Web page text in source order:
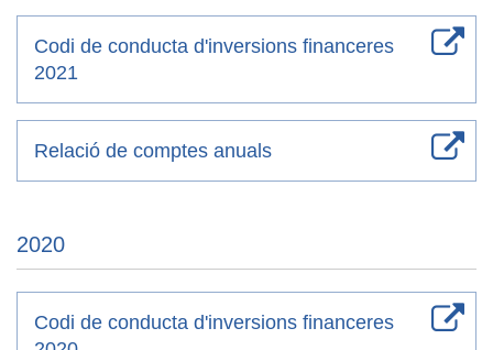
Codi de conducta d'inversions financeres
2021
Relació de comptes anuals
2020
Codi de conducta d'inversions financeres